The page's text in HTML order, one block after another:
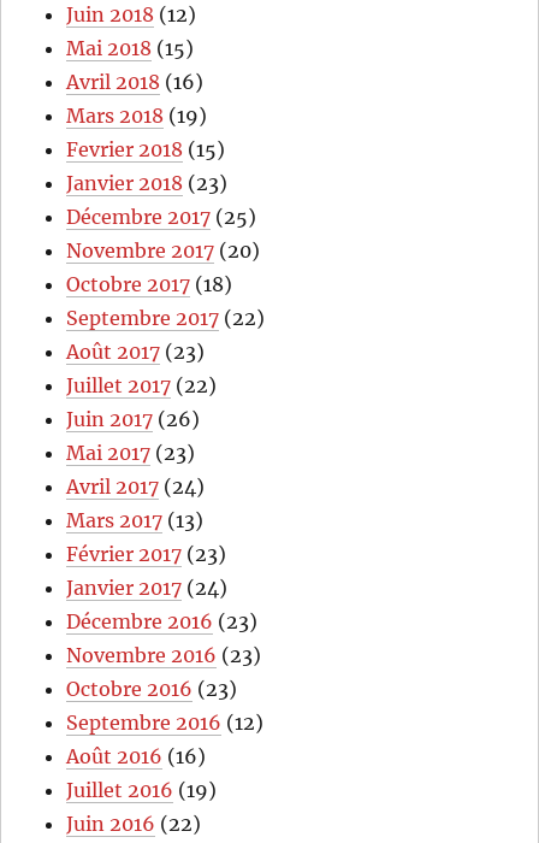
Juin 2018 (12)
Mai 2018 (15)
Avril 2018 (16)
Mars 2018 (19)
Fevrier 2018 (15)
Janvier 2018 (23)
Décembre 2017 (25)
Novembre 2017 (20)
Octobre 2017 (18)
Septembre 2017 (22)
Août 2017 (23)
Juillet 2017 (22)
Juin 2017 (26)
Mai 2017 (23)
Avril 2017 (24)
Mars 2017 (13)
Février 2017 (23)
Janvier 2017 (24)
Décembre 2016 (23)
Novembre 2016 (23)
Octobre 2016 (23)
Septembre 2016 (12)
Août 2016 (16)
Juillet 2016 (19)
Juin 2016 (22)